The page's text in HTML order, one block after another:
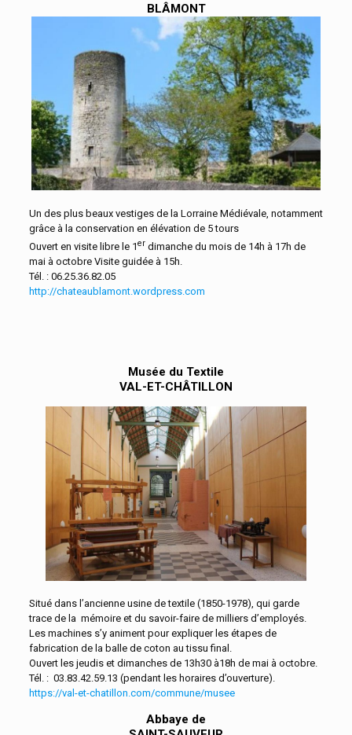
BLÂMONT
Un des plus beaux vestiges de la Lorraine Médiévale, notamment
grâce à la conservation en élévation de 5 tours
Ouvert en visite libre le 1er dimanche du mois de 14h à 17h de
mai à octobre Visite guidée à 15h.
Tél. : 06.25.36.82.05
http://chateaublamont.wordpress.com
Musée du Textile
VAL-ET-CHÂTILLON
Situé dans l’ancienne usine de textile (1850-1978), qui garde
trace de la mémoire et du savoir-faire de milliers d’employés.
Les machines s’y animent pour expliquer les étapes de
fabrication de la balle de coton au tissu final.
Ouvert les jeudis et dimanches de 13h30 à18h de mai à octobre.
Tél. : 03.83.42.59.13 (pendant les horaires d’ouverture).
https://val-et-chatillon.com/commune/musee
Abbaye de